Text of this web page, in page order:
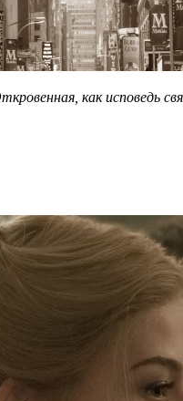
как исповедь